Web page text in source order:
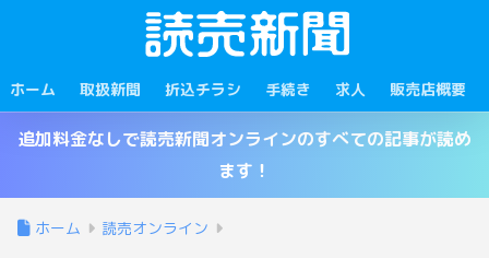
ホーム 取扱新聞 折込チラシ 手続き 求人 販売店概要
追加料金なしで読売新聞オンラインのすべての記事が読め
ます！
ホーム 読売オンライン